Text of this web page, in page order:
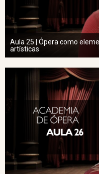
Aula 25 | Ópera como
artísticas